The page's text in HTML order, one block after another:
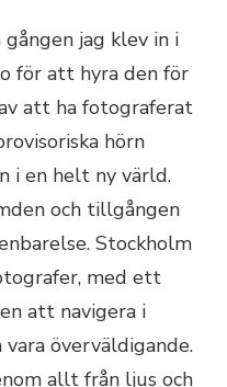
jag klev in i
för att hyra den för
att ha fotograferat
hörn
i en helt ny värld.
och tillgången
Stockholm
med ett
att navigera i
överväldigande.
allt från ljus och